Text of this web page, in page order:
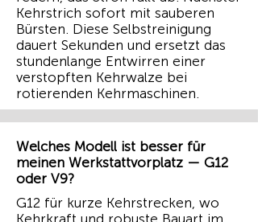
Kehrstrich sofort mit sauberen
Bürsten. Diese Selbstreinigung
dauert Sekunden und ersetzt das
stundenlange Entwirren einer
verstopften Kehrwalze bei
rotierenden Kehrmaschinen.
Welches Modell ist besser für
meinen Werkstattvorplatz — G12
oder V9?
G12 für kurze Kehrstrecken, wo
Kehrkraft und robuste Bauart im